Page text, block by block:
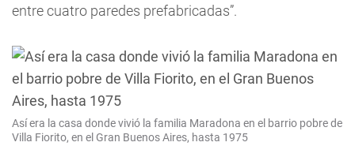
entre cuatro paredes prefabricadas”.
Así era la casa donde vivió la familia Maradona en el barrio pobre de
Villa Fiorito, en el Gran Buenos Aires, hasta 1975